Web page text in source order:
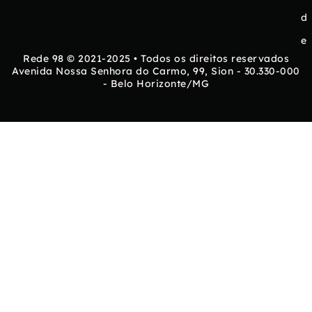
d
e
Rede 98 © 2021-2025 • Todos os direitos reservados
Avenida Nossa Senhora do Carmo, 99, Sion - 30.330-000
- Belo Horizonte/MG